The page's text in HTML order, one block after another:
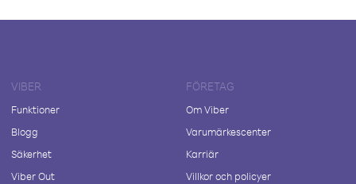
VIBER
Funktioner
Blogg
Säkerhet
Viber Out
FÖRETAG
Om Viber
Varumärkescenter
Karriär
Villkor och policyer